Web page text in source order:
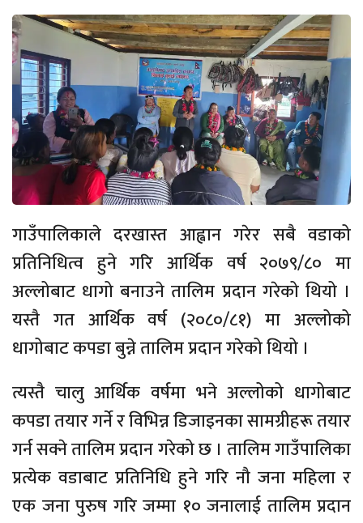
गाउँपालिकाले दरखास्त आह्वान गरेर सबै वडाको
प्रतिनिधित्व हुने गरि आर्थिक वर्ष २०७९/८० मा
अल्लोबाट धागो बनाउने तालिम प्रदान गरेको थियो ।
यस्तै गत आर्थिक वर्ष (२०८०/८१) मा अल्लोको
धागोबाट कपडा बुन्ने तालिम प्रदान गरेको थियो ।
त्यस्तै चालु आर्थिक वर्षमा भने अल्लोको धागोबाट
कपडा तयार गर्ने र विभिन्न डिजाइनका सामग्रीहरू तयार
गर्न सक्ने तालिम प्रदान गरेको छ । तालिम गाउँपालिका
प्रत्येक वडाबाट प्रतिनिधि हुने गरि नौ जना महिला र
एक जना पुरुष गरि जम्मा १० जनालाई तालिम प्रदान